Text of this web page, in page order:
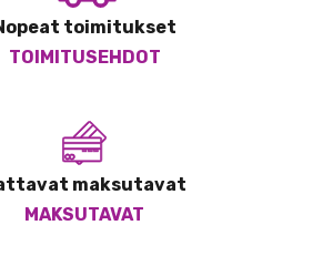
toimitukset
TOIMITUSEHDOT
maksutavat
MAKSUTAVAT